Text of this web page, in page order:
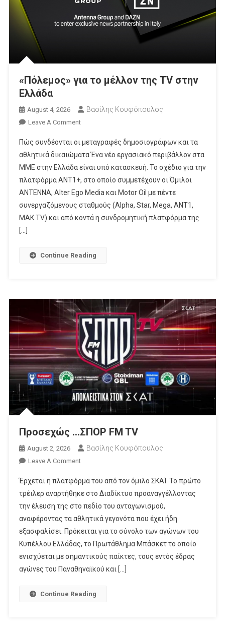
«Πόλεμος» για το μέλλον της TV στην
Ελλάδα
August 4, 2026 Βασίλης Κουφόπουλος
Leave A CommentOn
Για
Το
Μέλλον
Της
TV
Στην
Ελλάδα
Πώς συνδέονται οι μεταγραφές δημοσιογράφων και τα
αθλητικά δικαιώματα Ένα νέο εργασιακό περιβάλλον στα
ΜΜΕ στην Ελλάδα είναι υπό κατασκευή. Το σχέδιο για την
πλατφόρμα ΑΝΤ1+, στο οποίο συμμετέχουν οι Όμιλοι
ΑΝΤΕNNΑ, Alter Ego Media και Motor Oil με πέντε
συνεργαζόμενους σταθμούς (Alpha, Star, Mega, ANT1,
MAK TV) και από κοντά η συνδρομητική πλατφόρμα της
[…]
Continue Reading
Προσεχώς …ΣΠΟΡ FM TV
August 2, 2026 Βασίλης Κουφόπουλος
Leave A CommentOn
…
ΣΠΟΡ
FM
TV
Έρχεται η πλατφόρμα του από τον όμιλο ΣΚΑΪ. Το πρώτο
τρέιλερ αναρτήθηκε στο Διαδίκτυο προαναγγέλλοντας
την έλευση της στο πεδίο του ανταγωνισμού,
αναφέροντας τα αθλητικά γεγονότα που έχει ήδη
εξασφαλίσει. Πρόκειται για το σύνολο των αγώνων του
Κυπέλλου Ελλάδας, το Πρωτάθλημα Μπάσκετ το οποίο
ενισχύεται με σημαντικούς παίκτες, τους εντός έδρας
αγώνες του Παναθηναϊκού και […]
Continue Reading